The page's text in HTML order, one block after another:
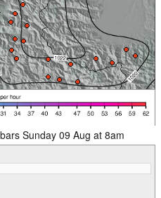
Sunday 09 Aug at 8am